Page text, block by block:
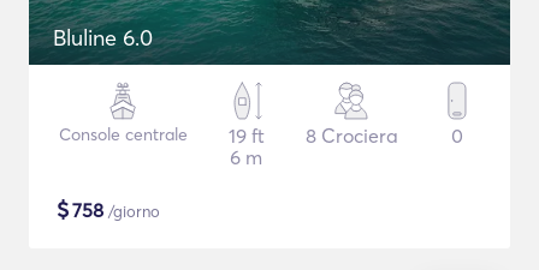
Bluline 6.0
Console centrale
19 ft
6 m
8 Crociera 0
$758 /giorno